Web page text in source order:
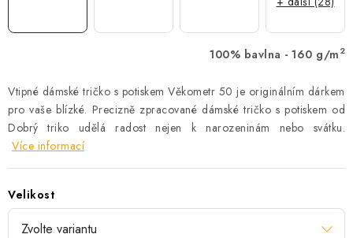
100% bavlna - 160 g/m 2
Vtipné dámské tričko s potiskem Věkometr 50 je originálním dárkem
pro vaše blízké. Precizně zpracované dámské tričko s potiskem od
Dobrý triko udělá radost nejen k narozeninám nebo svátku.
Více informací
Velikost